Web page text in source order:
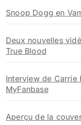
Snoop Dogg en
Deux nouvelles
True Blood
Interview de Carrie
MyFanbase
Aperçu de la